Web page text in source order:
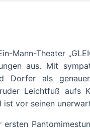
Theater
aus. Mit
Dorfer als
Leichtfuß aufs
vor seinen